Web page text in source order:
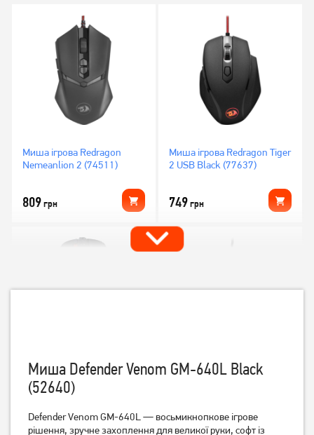
Миша ігрова Redragon
Nemeanlion 2 (74511)
809грн
Миша ігрова Redragon Tiger
2 USB Black (77637)
749грн
Миша ігрова A4Tech F5 USB
Black (4711421882828)
849грн
Миша ігрова A4Tech X-
749грн
Миша Defender Venom GM-640L Black
(52640)
Defender Venom GM-640L — восьмикнопкове ігрове
рішення, зручне захоплення для великої руки, софт із